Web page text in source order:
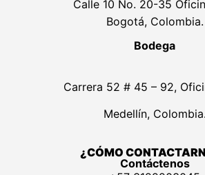
Calle 10 No. 20-35
Bogotá, Colombia.
Bodega
Carrera 52 # 45 – 92,
Medellín, Colombia.
¿CÓMO
Contáctenos